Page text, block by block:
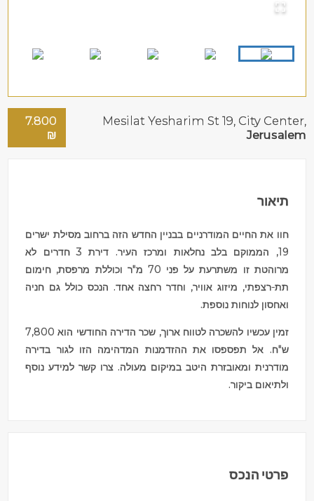
Mesilat Yesharim St 19, City Center,
Jerusalem
7.800
₪
תיאור
חוו את החיים המודרניים בבניין החדש הזה ברחוב מסילת ישרים
19, הממוקם בלב נחלאות ומרכז העיר. דירת 3 חדרים לא
מרוהטת זו משתרעת על פני 70 מ"ר וכוללת מרפסת, חימום
תת-רצפתי, מיזוג אוויר, וחדר רחצה אחד. הנכס כולל גם חניה
ואחסון לנוחות נוספת.
זמין עכשיו להשכרה לטווח ארוך, שכר הדירה החודשי הוא 7,800
ש"ח. אל תפספסו את ההזדמנות המדהימה הזו לגור בדירה
מודרנית ומאובזרת היטב במיקום מעולה. צרו קשר למידע נוסף
ולתיאום ביקור.
פרטי הנכס